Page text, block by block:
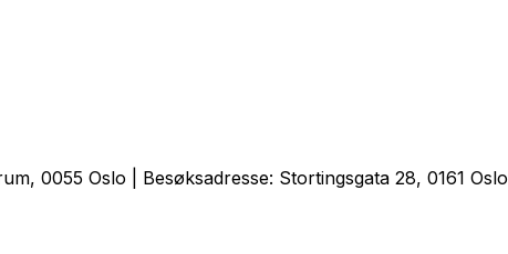
0055 Oslo | Besøksadresse: Stortingsgata 28, 0161 Oslo